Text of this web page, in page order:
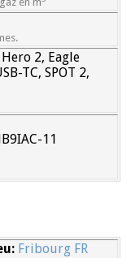
2, Eagle
TC, SPOT 2,
11
Fribourg FR